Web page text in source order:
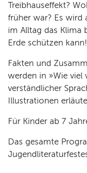
Programm
Treibhauseffekt?
früher war? Es wird
im Alltag das Klima
Erde schützen kann!
Fakten und
werden in »Wie viel
verständlicher
Illustrationen
Für Kinder ab 7
Das gesamte